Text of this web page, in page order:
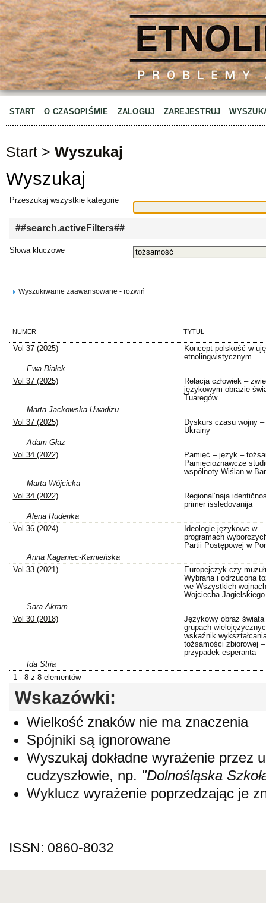
START O CZASOPIŚMIE ZALOGUJ ZAREJESTRUJ
Start > Wyszukaj
Wyszukaj
Przeszukaj wszystkie kategorie
##search.activeFilters##
Słowa kluczowe
Wyszukiwanie zaawansowane - rozwiń
NUMER TYTUŁ
Vol 37 (2025)
Koncept polskość w
etnolingwistycznym
Ewa Białek
Vol 37 (2025)
Relacja człowiek –
językowym obrazie
Tuaregów
Marta Jackowska-Uwadizu
Vol 37 (2025)
Dyskurs czasu wojny –
Ukrainy
Adam Głaz
Vol 34 (2022)
Pamięć – język –
Pamięcioznawcze
wspólnoty Wiślan w
Marta Wójcicka
Vol 34 (2022)
Regional’naja
primer issledovanija
Alena Rudenka
Vol 36 (2024)
Ideologie językowe w
programach
Partii Postępowej w
Anna Kaganiec-Kamieńska
Vol 33 (2021)
Europejczyk czy
Wybrana i odrzucona
we Wszystkich
Wojciecha Jagielskiego
Sara Akram
Vol 30 (2018)
Językowy obraz świata
grupach
wskaźnik
tożsamości zbiorowej –
przypadek esperanta
Ida Stria
1 - 8 z 8 elementów
Wskazówki:
Wielkość znaków nie ma znaczenia
Spójniki są ignorowane
Wyszukaj dokładne wyrażenie przez
cudzyszłowie, np. "Dolnośląska
Wyklucz wyrażenie poprzedzając je
ISSN: 0860-8032